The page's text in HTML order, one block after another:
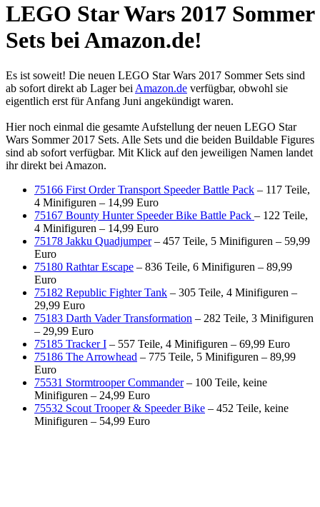
LEGO Star Wars 2017 Sommer
Sets bei Amazon.de!
Es ist soweit! Die neuen LEGO Star Wars 2017 Sommer Sets sind
ab sofort direkt ab Lager bei Amazon.de verfügbar, obwohl sie
eigentlich erst für Anfang Juni angekündigt waren.
Hier noch einmal die gesamte Aufstellung der neuen LEGO Star
Wars Sommer 2017 Sets. Alle Sets und die beiden Buildable Figures
sind ab sofort verfügbar. Mit Klick auf den jeweiligen Namen landet
ihr direkt bei Amazon.
75166 First Order Transport Speeder Battle Pack – 117 Teile,
4 Minifiguren – 14,99 Euro
75167 Bounty Hunter Speeder Bike Battle Pack – 122 Teile,
4 Minifiguren – 14,99 Euro
75178 Jakku Quadjumper– 457 Teile, 5 Minifiguren – 59,99
Euro
75180 Rathtar Escape – 836 Teile, 6 Minifiguren – 89,99
Euro
75182 Republic Fighter Tank – 305 Teile, 4 Minifiguren –
29,99 Euro
75183 Darth Vader Transformation – 282 Teile, 3 Minifiguren
– 29,99 Euro
75185 Tracker I – 557 Teile, 4 Minifiguren – 69,99 Euro
75186 The Arrowhead – 775 Teile, 5 Minifiguren – 89,99
Euro
75531 Stormtrooper Commander– 100 Teile, keine
Minifiguren – 24,99 Euro
75532 Scout Trooper & Speeder Bike – 452 Teile, keine
Minifiguren – 54,99 Euro